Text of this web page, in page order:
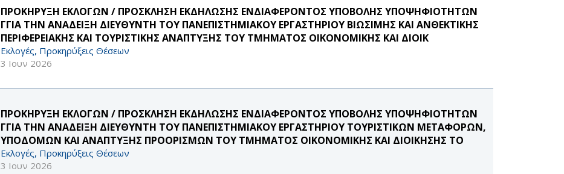
ΠΡΟΚΗΡΥΞΗ ΕΚΛΟΓΩΝ / ΠΡΟΣΚΛΗΣΗ ΕΚΔΗΛΩΣΗΣ ΕΝΔΙΑΦΕΡΟΝΤΟΣ ΥΠΟΒΟΛΗΣ ΥΠΟΨΗΦΙΟΤΗΤΩΝ
ΓΓΙΑ ΤΗΝ ΑΝΑΔΕΙΞΗ ΔΙΕΥΘΥΝΤΗ ΤΟΥ ΠΑΝΕΠΙΣΤΗΜΙΑΚΟΥ ΕΡΓΑΣΤΗΡΙΟΥ ΒΙΩΣΙΜΗΣ ΚΑΙ ΑΝΘΕΚΤΙΚΗΣ
ΠΕΡΙΦΕΡΕΙΑΚΗΣ ΚΑΙ ΤΟΥΡΙΣΤΙΚΗΣ ΑΝΑΠΤΥΞΗΣ ΤΟΥ ΤΜΗΜΑΤΟΣ ΟΙΚΟΝΟΜΙΚΗΣ ΚΑΙ ΔΙΟΙΚ
Εκλογές, Προκηρύξεις Θέσεων
3 Ιουν 2026
ΠΡΟΚΗΡΥΞΗ ΕΚΛΟΓΩΝ / ΠΡΟΣΚΛΗΣΗ ΕΚΔΗΛΩΣΗΣ ΕΝΔΙΑΦΕΡΟΝΤΟΣ ΥΠΟΒΟΛΗΣ ΥΠΟΨΗΦΙΟΤΗΤΩΝ
ΓΓΙΑ ΤΗΝ ΑΝΑΔΕΙΞΗ ΔΙΕΥΘΥΝΤΗ ΤΟΥ ΠΑΝΕΠΙΣΤΗΜΙΑΚΟΥ ΕΡΓΑΣΤΗΡΙΟΥ ΤΟΥΡΙΣΤΙΚΩΝ ΜΕΤΑΦΟΡΩΝ,
ΥΠΟΔΟΜΩΝ ΚΑΙ ΑΝΑΠΤΥΞΗΣ ΠΡΟΟΡΙΣΜΩΝ ΤΟΥ ΤΜΗΜΑΤΟΣ ΟΙΚΟΝΟΜΙΚΗΣ ΚΑΙ ΔΙΟΙΚΗΣΗΣ ΤΟ
Εκλογές, Προκηρύξεις Θέσεων
3 Ιουν 2026